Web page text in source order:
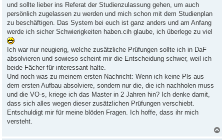
und sollte lieber ins Referat der Studienzulassung gehen, um auch
persönlich zugelassen zu werden und mich schon mit dem Studienplan
zu beschäftigen. Das System bei euch ist ganz anders und am Anfang
werde ich sicher Schwierigkeiten haben.cih glaube, ich überlege zu viel
Ich war nur neugierig, welche zusätzliche Prüfungen sollte ich in DaF
absolvieren und sowieso scheint mir die Entscheidung schwer, weil ich
beide Fächer für interessant halte.
Und noch was zu meinem ersten Nachricht: Wenn ich keine Pls aus
dem ersten Aufbau absolviere, sondern nur die, die ich nachholen muss
und die VO-s, kriege ich das Master in 2 Jahren hin? Ich denke damit,
dass sich alles wegen dieser zusätzlichen Prüfungen verschiebt.
Entschuldigt mir für meine blöden Fragen. Ich hoffe, dass ihr mich
versteht.